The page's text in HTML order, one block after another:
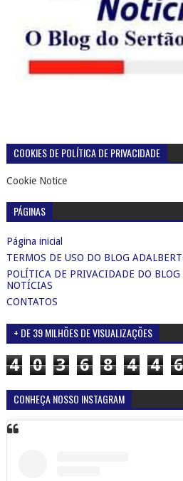
COOKIES DE POLÍTICA DE PRIVACIDADE
Cookie Notice
PÁGINAS
Página inicial
TERMOS DE USO DO BLOG
POLÍTICA DE PRIVACIDADE DO BLOG
NOTÍCIAS
CONTATOS
+ DE 39 MILHÕES DE VISUALIZAÇÕES
4 0 3 6 8 4 4 6
CONHEÇA NOSSO INSTAGRAM